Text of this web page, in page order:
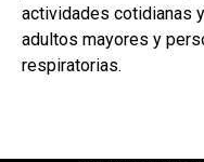
actividades cotidianas
adultos mayores y
respiratorias.